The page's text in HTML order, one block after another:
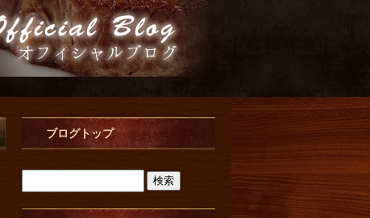
ブログトップ